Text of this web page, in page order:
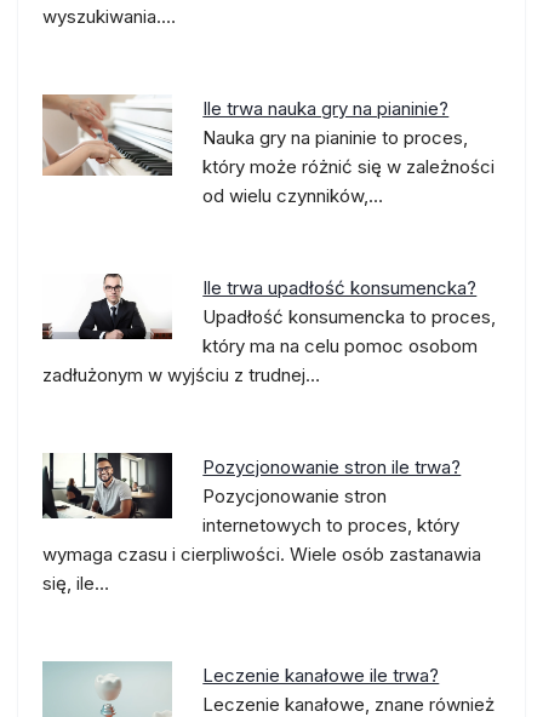
wyszukiwania.…
Ile trwa nauka gry na pianinie?
Nauka gry na pianinie to proces,
który może różnić się w zależności
od wielu czynników,…
Ile trwa upadłość konsumencka?
Upadłość konsumencka to proces,
który ma na celu pomoc osobom
zadłużonym w wyjściu z trudnej…
Pozycjonowanie stron ile trwa?
Pozycjonowanie stron
internetowych to proces, który
wymaga czasu i cierpliwości. Wiele osób zastanawia
się, ile…
Leczenie kanałowe ile trwa?
Leczenie kanałowe, znane również